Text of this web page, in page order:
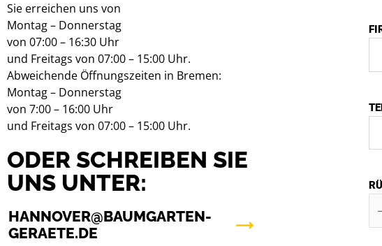
Sie erreichen uns von
Montag – Donnerstag
von 07:00 – 16:30 Uhr
und Freitags von 07:00 – 15:00 Uhr.
Abweichende Öffnungszeiten in Bremen:
Montag – Donnerstag
von 7:00 – 16:00 Uhr
und Freitags von 07:00 – 15:00 Uhr.
ODER SCHREIBEN SIE
UNS UNTER:
HANNOVER@BAUMGARTEN-
GERAETE.DE